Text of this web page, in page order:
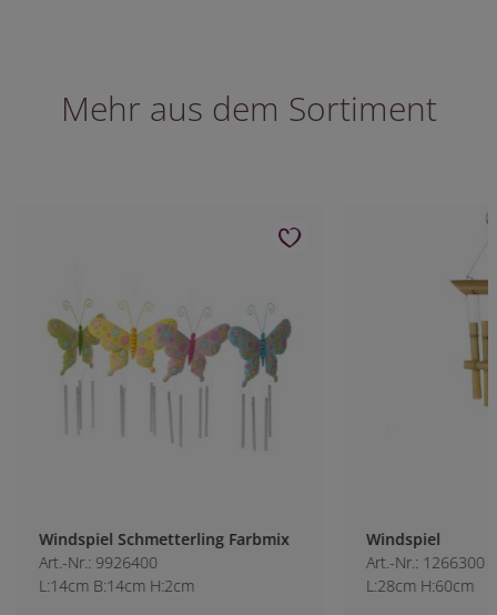
Mehr aus dem Sortiment
Windspiel Schmetterling Farbmix
Art.-Nr.: 9926400
L:14cm B:14cm H:2cm
Windspiel
Art.-Nr.: 1266300
L:28cm H:60cm